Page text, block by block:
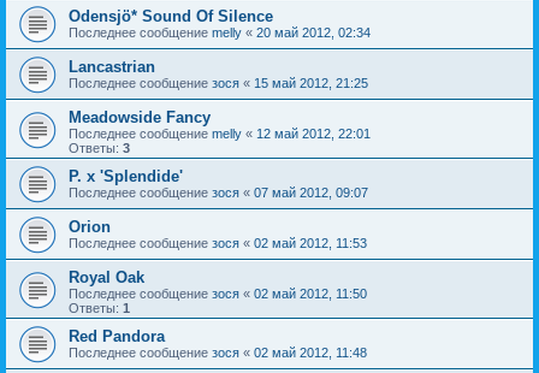
Odensjö* Sound Of Silence
Последнее сообщение melly « 20 май 2012, 02:34
Lancastrian
Последнее сообщение зося « 15 май 2012, 21:25
Meadowside Fancy
Последнее сообщение melly « 12 май 2012, 22:01
Ответы: 3
P. x 'Splendide'
Последнее сообщение зося « 07 май 2012, 09:07
Orion
Последнее сообщение зося « 02 май 2012, 11:53
Royal Oak
Последнее сообщение зося « 02 май 2012, 11:50
Ответы: 1
Red Pandora
Последнее сообщение зося « 02 май 2012, 11:48